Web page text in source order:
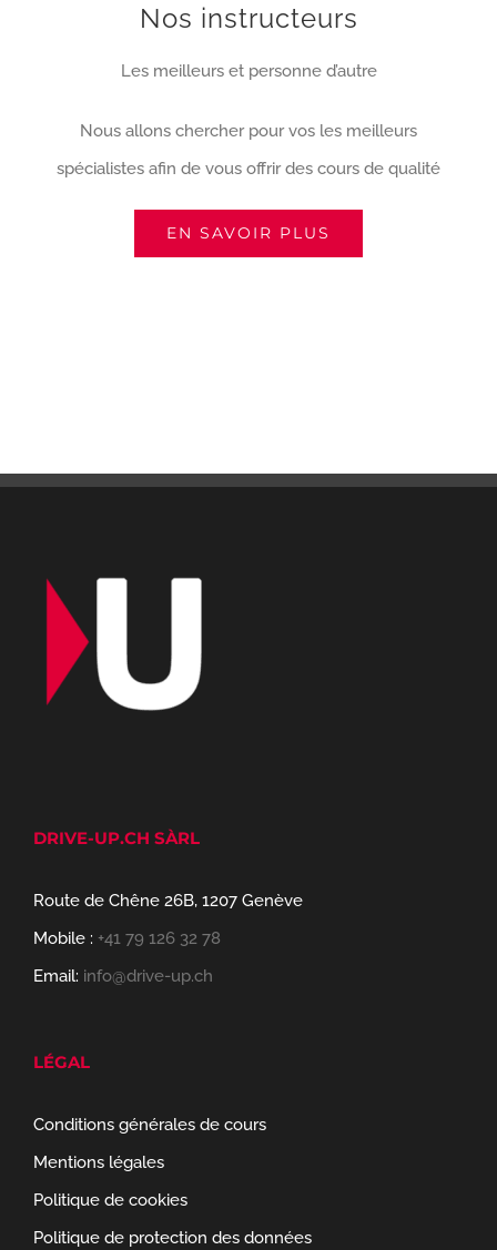
Nos instructeurs
Les meilleurs et personne d’autre
Nous allons chercher pour vos les meilleurs
spécialistes afin de vous offrir des cours de qualité
EN SAVOIR PLUS
DRIVE-UP.CH SÀRL
Route de Chêne 26B, 1207 Genève
Mobile : +41 79 126 32 78
Email: info@drive-up.ch
LÉGAL
Conditions générales de cours
Mentions légales
Politique de cookies
Politique de protection des données